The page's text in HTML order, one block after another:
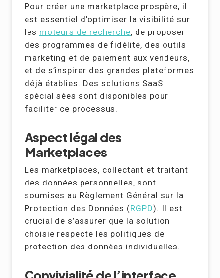
Pour créer une marketplace prospère, il
est essentiel d’optimiser la visibilité sur
les moteurs de recherche, de proposer
des programmes de fidélité, des outils
marketing et de paiement aux vendeurs,
et de s’inspirer des grandes plateformes
déjà établies. Des solutions SaaS
spécialisées sont disponibles pour
faciliter ce processus.
Aspect légal des
Marketplaces
Les marketplaces, collectant et traitant
des données personnelles, sont
soumises au Règlement Général sur la
Protection des Données (RGPD). Il est
crucial de s’assurer que la solution
choisie respecte les politiques de
protection des données individuelles.